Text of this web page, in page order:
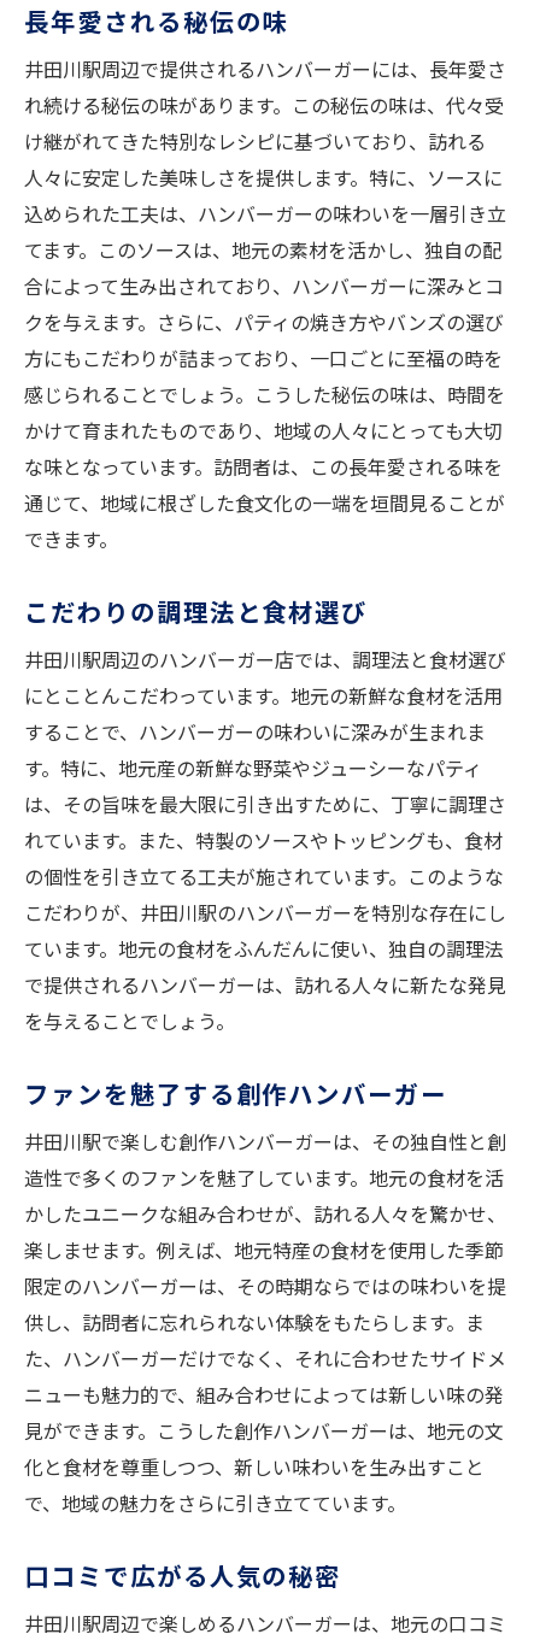
長年愛される秘伝の味
井田川駅周辺で提供されるハンバーガーには、長年愛さ
れ続ける秘伝の味があります。この秘伝の味は、代々受
け継がれてきた特別なレシピに基づいており、訪れる
人々に安定した美味しさを提供します。特に、ソースに
込められた工夫は、ハンバーガーの味わいを一層引き立
てます。このソースは、地元の素材を活かし、独自の配
合によって生み出されており、ハンバーガーに深みとコ
クを与えます。さらに、パティの焼き方やバンズの選び
方にもこだわりが詰まっており、一口ごとに至福の時を
感じられることでしょう。こうした秘伝の味は、時間を
かけて育まれたものであり、地域の人々にとっても大切
な味となっています。訪問者は、この長年愛される味を
通じて、地域に根ざした食文化の一端を垣間見ることが
できます。
こだわりの調理法と食材選び
井田川駅周辺のハンバーガー店では、調理法と食材選び
にとことんこだわっています。地元の新鮮な食材を活用
することで、ハンバーガーの味わいに深みが生まれま
す。特に、地元産の新鮮な野菜やジューシーなパティ
は、その旨味を最大限に引き出すために、丁寧に調理さ
れています。また、特製のソースやトッピングも、食材
の個性を引き立てる工夫が施されています。このような
こだわりが、井田川駅のハンバーガーを特別な存在にし
ています。地元の食材をふんだんに使い、独自の調理法
で提供されるハンバーガーは、訪れる人々に新たな発見
を与えることでしょう。
ファンを魅了する創作ハンバーガー
井田川駅で楽しむ創作ハンバーガーは、その独自性と創
造性で多くのファンを魅了しています。地元の食材を活
かしたユニークな組み合わせが、訪れる人々を驚かせ、
楽しませます。例えば、地元特産の食材を使用した季節
限定のハンバーガーは、その時期ならではの味わいを提
供し、訪問者に忘れられない体験をもたらします。ま
た、ハンバーガーだけでなく、それに合わせたサイドメ
ニューも魅力的で、組み合わせによっては新しい味の発
見ができます。こうした創作ハンバーガーは、地元の文
化と食材を尊重しつつ、新しい味わいを生み出すこと
で、地域の魅力をさらに引き立てています。
口コミで広がる人気の秘密
井田川駅周辺で楽しめるハンバーガーは、地元の口コミ